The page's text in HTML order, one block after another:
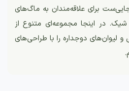
برای علاقه‌مندان به ماگ‌های
در اینجا مجموعه‌ای متنوع از
لیوان‌های دوجداره را با طراحی‌های